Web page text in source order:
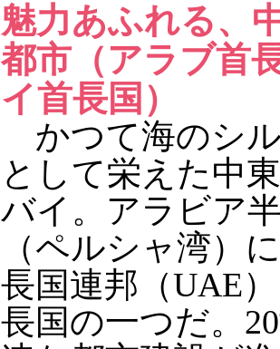
魅力あふれる、
都市（アラブ首
イ首長国）
かつて海のシ
として栄えた中
バイ。アラビア
（ペルシャ湾）
長国連邦（UAE
長国の一つだ。